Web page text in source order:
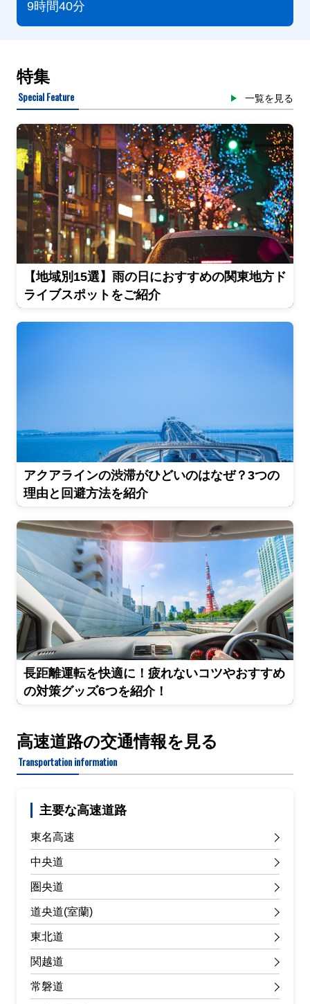
9時間40分
特集
Special Feature 一覧を見る
【地域別15選】雨の日におすすめの関東地方ド
ライブスポットをご紹介
アクアラインの渋滞がひどいのはなぜ？3つの
理由と回避方法を紹介
長距離運転を快適に！疲れないコツやおすすめ
の対策グッズ6つを紹介！
高速道路の交通情報を見る
Transportation information
主要な高速道路
東名高速
中央道
圏央道
道央道(室蘭)
東北道
関越道
常磐道